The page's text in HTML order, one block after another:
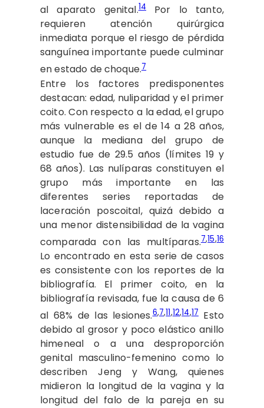
al aparato genital.14
Por lo tanto,
requieren atención quirúrgica
inmediata porque el riesgo de pérdida
sanguínea importante puede culminar
en estado de choque.7
Entre los factores predisponentes
destacan: edad, nuliparidad y el primer
coito. Con respecto a la edad, el grupo
más vulnerable es el de 14 a 28 años,
aunque la mediana del grupo de
estudio fue de 29.5 años (límites 19 y
68 años). Las nulíparas constituyen el
grupo más importante en las
diferentes series reportadas de
laceración poscoital, quizá debido a
una menor distensibilidad de la vagina
comparada con las multíparas.7,15,16
Lo encontrado en esta serie de casos
es consistente con los reportes de la
bibliografía. El primer coito, en la
bibliografía revisada, fue la causa de 6
al 68% de las lesiones.6,7,11,12,14,17Esto
debido al grosor y poco elástico anillo
himeneal o a una desproporción
genital masculino-femenino como lo
describen Jeng y Wang, quienes
midieron la longitud de la vagina y la
longitud del falo de la pareja en su